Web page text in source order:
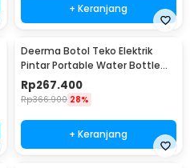
+ Keranjang
Deerma Botol Teko Elektrik
Pintar Portable Water Bottle
300W 350ml - DEM-DR035S
Rp267.400
Rp366.900 28%
+ Keranjang